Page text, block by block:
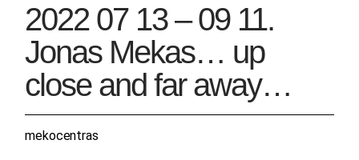
2022 07 13 – 09 11.
Jonas Mekas… up
close and far away…
mekocentras